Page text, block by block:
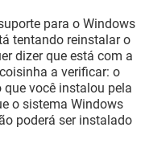
para o Windows
tentando reinstalar o
dizer que está com a
a verificar: o
você instalou pela
o sistema Windows
poderá ser instalado